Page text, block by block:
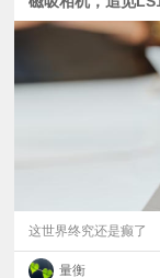
这世界终究还是癫了
量衡